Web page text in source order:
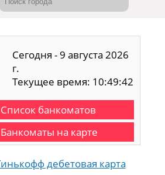
Сегодня - 9 августа 2026
г.
Текущее время: 10:49:43
Список банкоматов
Банкоматы на карте